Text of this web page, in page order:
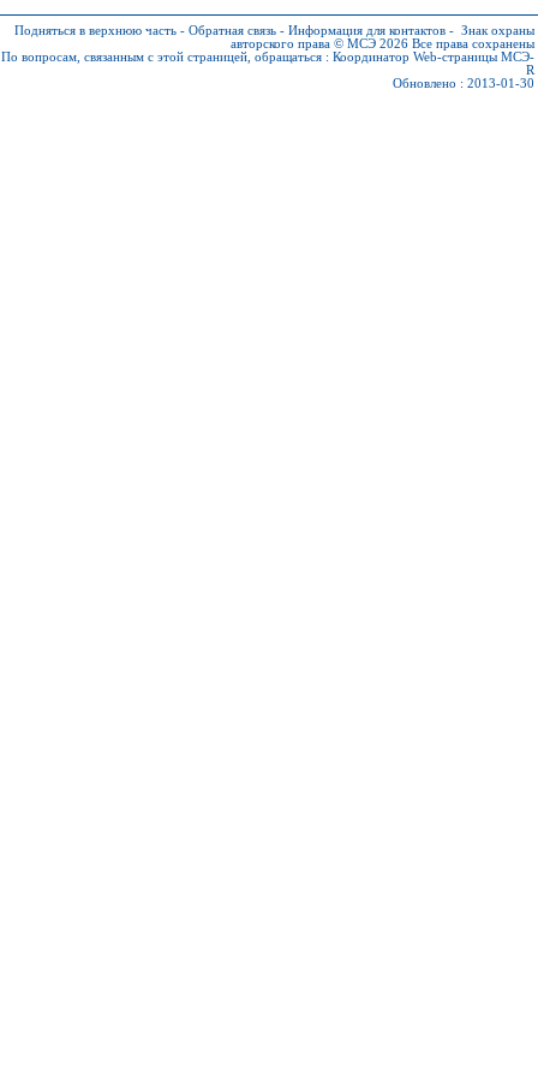
Подняться в верхнюю часть - Обратная связь - Информация для контактов - Знак охраны
авторского права © МСЭ 2026 Все права сохранены
По вопросам, связанным с этой страницей, обращаться : Координатор Web-страницы МСЭ-
R
Обновлено : 2013-01-30